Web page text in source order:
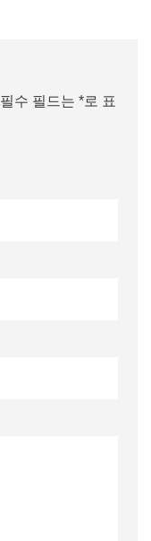
필수 필드는 *로 표